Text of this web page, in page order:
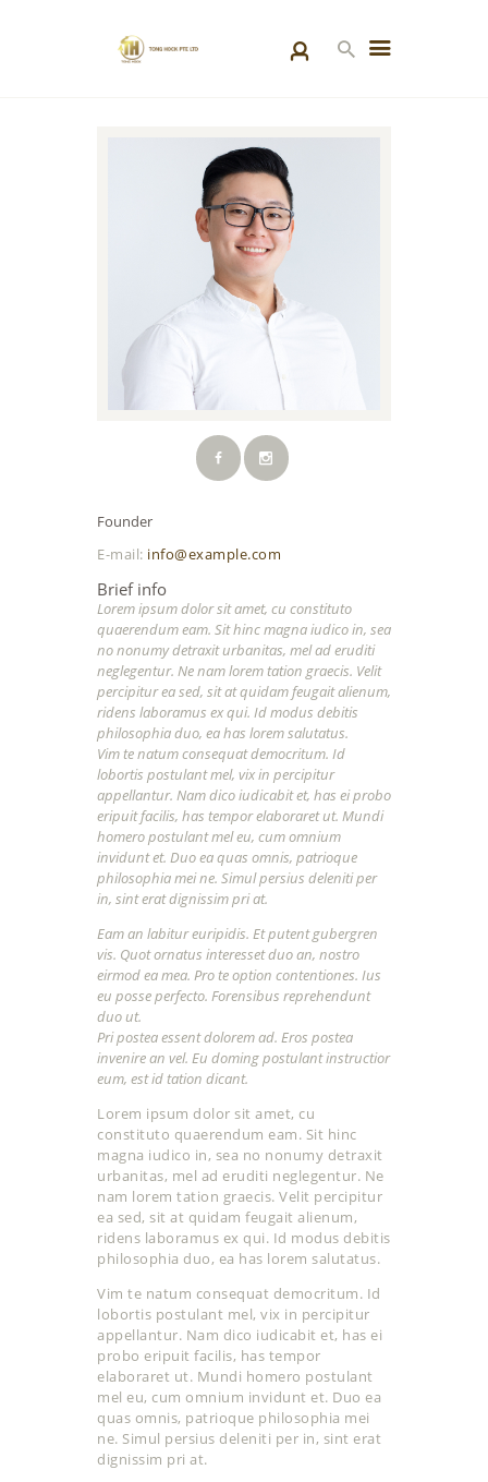
PRODUCTS
SPECIAL PROJECTS
ABOUT US
CONTACT US
Founder
E-mail: info@example.com
Brief info
Lorem ipsum dolor sit amet, cu constituto
quaerendum eam. Sit hinc magna iudico in, sea
no nonumy detraxit urbanitas, mel ad eruditi
neglegentur. Ne nam lorem tation graecis. Velit
percipitur ea sed, sit at quidam feugait alienum,
ridens laboramus ex qui. Id modus debitis
philosophia duo, ea has lorem salutatus.
Vim te natum consequat democritum. Id
lobortis postulant mel, vix in percipitur
appellantur. Nam dico iudicabit et, has ei probo
eripuit facilis, has tempor elaboraret ut. Mundi
homero postulant mel eu, cum omnium
invidunt et. Duo ea quas omnis, patrioque
philosophia mei ne. Simul persius deleniti per
in, sint erat dignissim pri at.
Eam an labitur euripidis. Et putent gubergren
vis. Quot ornatus interesset duo an, nostro
eirmod ea mea. Pro te option contentiones. Ius
eu posse perfecto. Forensibus reprehendunt
duo ut.
Pri postea essent dolorem ad. Eros postea
invenire an vel. Eu doming postulant instructior
eum, est id tation dicant.
Lorem ipsum dolor sit amet, cu
constituto quaerendum eam. Sit hinc
magna iudico in, sea no nonumy detraxit
urbanitas, mel ad eruditi neglegentur. Ne
nam lorem tation graecis. Velit percipitur
ea sed, sit at quidam feugait alienum,
ridens laboramus ex qui. Id modus debitis
philosophia duo, ea has lorem salutatus.
Vim te natum consequat democritum. Id
lobortis postulant mel, vix in percipitur
appellantur. Nam dico iudicabit et, has ei
probo eripuit facilis, has tempor
elaboraret ut. Mundi homero postulant
mel eu, cum omnium invidunt et. Duo ea
quas omnis, patrioque philosophia mei
ne. Simul persius deleniti per in, sint erat
dignissim pri at.